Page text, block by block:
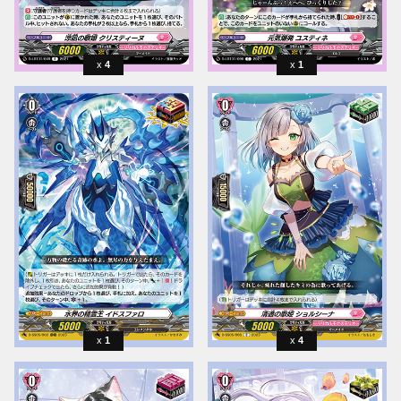
4 1
1 4